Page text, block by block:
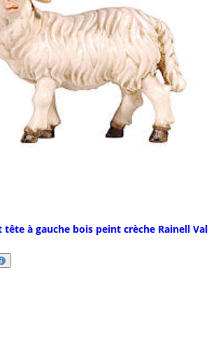
à gauche bois peint crèche Rainell Val